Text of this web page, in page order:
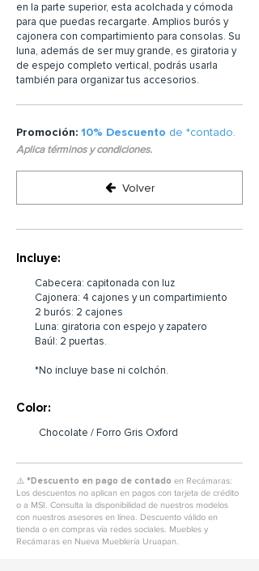
en la parte superior, esta acolchada y cómoda
para que puedas recargarte. Amplios burós y
cajonera con compartimiento para consolas. Su
luna, además de ser muy grande, es giratoria y
de espejo completo vertical, podrás usarla
también para organizar tus accesorios.
Promoción: 10% Descuento de *contado.
Aplica términos y condiciones.
Volver
Incluye:
Cabecera: capitonada con luz
Cajonera: 4 cajones y un compartimiento
2 burós: 2 cajones
Luna: giratoria con espejo y zapatero
Baúl: 2 puertas.
*No incluye base ni colchón.
Color:
Chocolate / Forro Gris Oxford
⚠️ *Descuento en pago de contado en Recámaras:
Los descuentos no aplican en pagos con tarjeta de crédito
o a MSI. Consulta la disponibilidad de nuestros modelos
con nuestros asesores en línea. Descuento válido en
tienda o en compras vía redes sociales. Muebles y
Recámaras en Nueva Mueblería Uruapan.